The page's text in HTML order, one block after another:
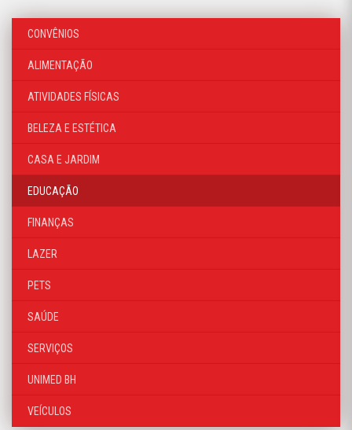
CONVÊNIOS
ALIMENTAÇÃO
ATIVIDADES FÍSICAS
BELEZA E ESTÉTICA
CASA E JARDIM
EDUCAÇÃO
FINANÇAS
LAZER
PETS
SAÚDE
SERVIÇOS
UNIMED BH
VEÍCULOS